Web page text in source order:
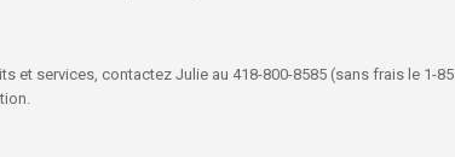
et services, contactez Julie au 418-800-8585 (sans frais le 1-